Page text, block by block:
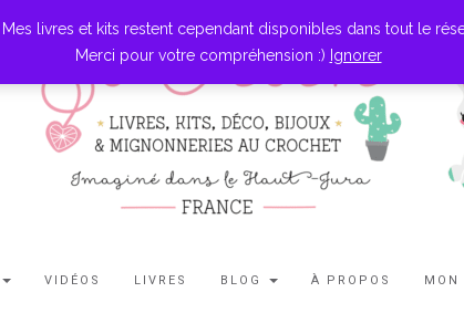
VIDÉOS LIVRES BLOG À PROPOS MON
livres et kits restent cependant disponibles dans tout le
Merci pour votre compréhension :) Ignorer